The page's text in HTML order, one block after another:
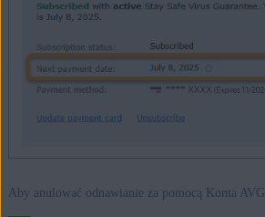
Aby anulować odnawianie za pomocą Konta AVG: